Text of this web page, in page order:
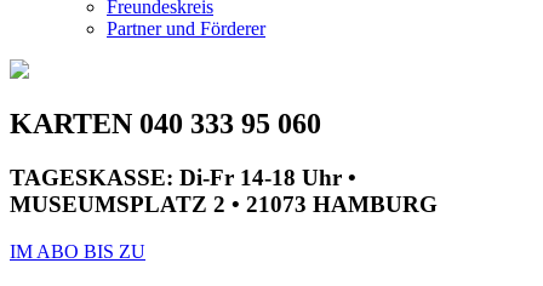
Freundeskreis
Partner und Förderer
KARTEN 040 333 95 060
TAGESKASSE: Di-Fr 14-18 Uhr •
MUSEUMSPLATZ 2 • 21073 HAMBURG
IM ABO BIS ZU